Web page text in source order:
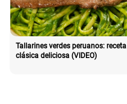
Tallarines verdes peruanos: receta
clásica deliciosa (VIDEO)